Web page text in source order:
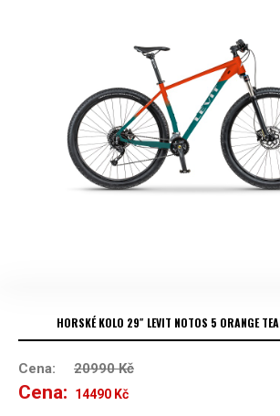
HORSKÉ KOLO 29″ LEVIT NOTOS 5 ORANGE
Cena: 20990Kč
Cena: Původní
14490 Kč